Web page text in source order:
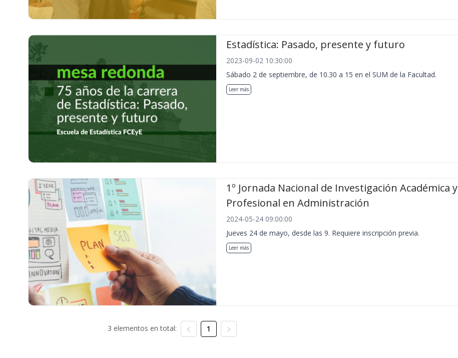
Estadística: Pasado, presente y futuro
2023-09-02 10:30:00
Sábado 2 de septiembre, de 10.30 a 15 en el SUM de la Facultad.
Leer más
1º Jornada Nacional de Investigación Académica y
Profesional en Administración
2024-05-24 09:00:00
Jueves 24 de mayo, desde las 9. Requiere inscripción previa.
Leer más
3 elementos en total: 1